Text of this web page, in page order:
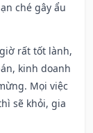
ché gây ẩu
rất tốt lành,
kinh doanh
Mọi việc
sẽ khỏi, gia